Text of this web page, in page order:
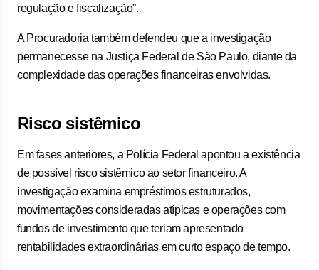
regulação e fiscalização”.
A Procuradoria também defendeu que a investigação
permanecesse na Justiça Federal de São Paulo, diante da
complexidade das operações financeiras envolvidas.
Risco sistêmico
Em fases anteriores, a Polícia Federal apontou a existência
de possível risco sistêmico ao setor financeiro. A
investigação examina empréstimos estruturados,
movimentações consideradas atípicas e operações com
fundos de investimento que teriam apresentado
rentabilidades extraordinárias em curto espaço de tempo.